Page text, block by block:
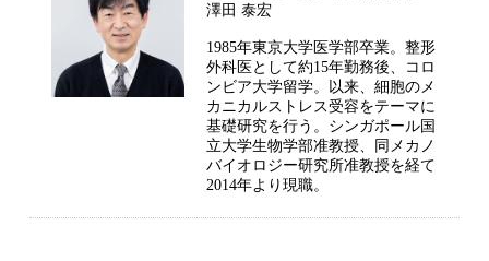
澤田 泰宏
1985年東京大学医学部卒業。整形
外科医として約15年勤務後、コロ
ンビア大学留学。以来、細胞のメ
カニカルストレス受容をテーマに
基礎研究を行う。シンガポール国
立大学生物学部准教授、同メカノ
バイオロジー研究所准教授を経て
2014年より現職。